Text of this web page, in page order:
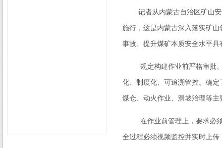
记者从内蒙古自治区矿山安
施行，这是内蒙古深入落实矿
事故、提升煤矿本质安全水平具
规定构建作业前严格审批、
化、制度化、可追溯管控。确定
煤仓、动火作业、滑坡治理等
在作业前管理上，要求必须
全过程必须视频监控并实时上